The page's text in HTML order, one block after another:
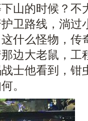
山的时候？不
卫路线，淌过
什么怪物，传
边大老鼠，工
战士他看到，
。